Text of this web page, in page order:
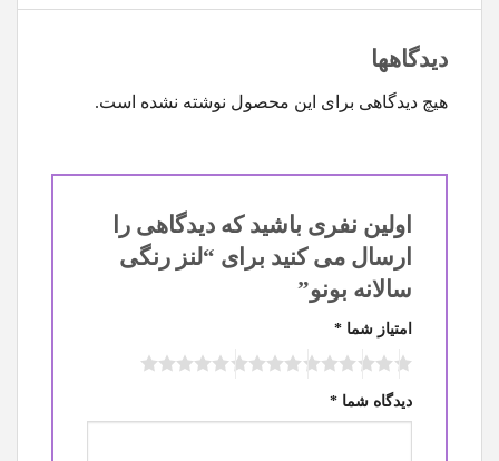
دیدگاهها
هیچ دیدگاهی برای این محصول نوشته نشده است.
اولین نفری باشید که دیدگاهی را
ارسال می کنید برای “لنز رنگی
سالانه بونو”
امتیاز شما *
دیدگاه شما *